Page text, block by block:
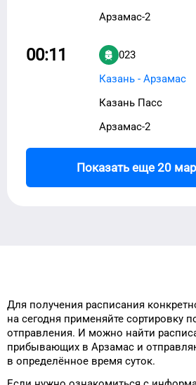
Арзамас-2
00:11
023
Казань - Арзамас
Казань Пасс
Арзамас-2
Показать еще 20
Для получения расписания
на сегодня применяйте сортировку
отправления. И можно найти
прибывающих в Арзамас и
в определённое время суток.